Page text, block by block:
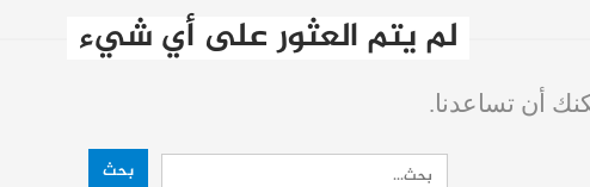
لم يتم العثور على أي شيء
أن تساعدنا.